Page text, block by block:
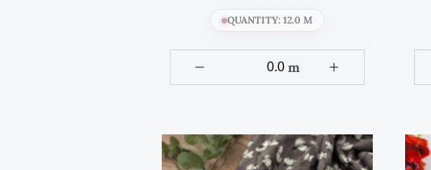
QUANTITY: 12.0 M
m